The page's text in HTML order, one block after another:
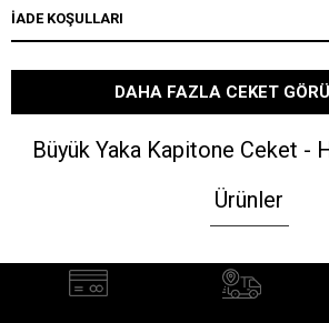
İADE KOŞULLARI
DAHA FAZLA CEKET
Büyük Yaka Kapitone Ceket -
Ürünler